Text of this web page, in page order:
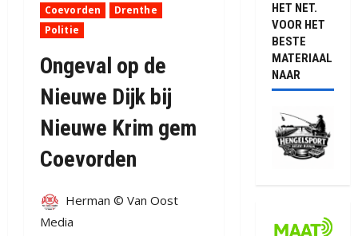
Coevorden
Drenthe
Politie
Ongeval op de
Nieuwe Dijk bij
Nieuwe Krim gem
Coevorden
Herman © Van Oost
Media
HET NET.
VOOR HET
BESTE
MATERIAAL
NAAR